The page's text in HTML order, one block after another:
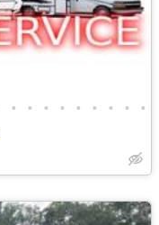
• • • • • • • • •